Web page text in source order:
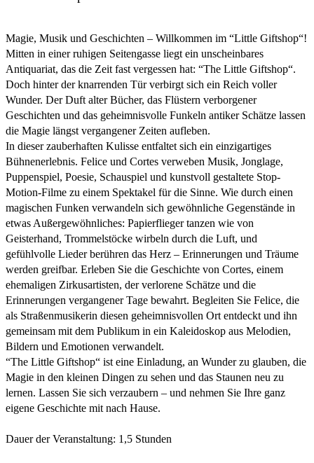
Magie, Musik und Geschichten – Willkommen im “Little Giftshop“!
Mitten in einer ruhigen Seitengasse liegt ein unscheinbares
Antiquariat, das die Zeit fast vergessen hat: “The Little Giftshop“.
Doch hinter der knarrenden Tür verbirgt sich ein Reich voller
Wunder. Der Duft alter Bücher, das Flüstern verborgener
Geschichten und das geheimnisvolle Funkeln antiker Schätze lassen
die Magie längst vergangener Zeiten aufleben.
In dieser zauberhaften Kulisse entfaltet sich ein einzigartiges
Bühnenerlebnis. Felice und Cortes verweben Musik, Jonglage,
Puppenspiel, Poesie, Schauspiel und kunstvoll gestaltete Stop-
Motion-Filme zu einem Spektakel für die Sinne. Wie durch einen
magischen Funken verwandeln sich gewöhnliche Gegenstände in
etwas Außergewöhnliches: Papierflieger tanzen wie von
Geisterhand, Trommelstöcke wirbeln durch die Luft, und
gefühlvolle Lieder berühren das Herz – Erinnerungen und Träume
werden greifbar. Erleben Sie die Geschichte von Cortes, einem
ehemaligen Zirkusartisten, der verlorene Schätze und die
Erinnerungen vergangener Tage bewahrt. Begleiten Sie Felice, die
als Straßenmusikerin diesen geheimnisvollen Ort entdeckt und ihn
gemeinsam mit dem Publikum in ein Kaleidoskop aus Melodien,
Bildern und Emotionen verwandelt.
“The Little Giftshop“ ist eine Einladung, an Wunder zu glauben, die
Magie in den kleinen Dingen zu sehen und das Staunen neu zu
lernen. Lassen Sie sich verzaubern – und nehmen Sie Ihre ganz
eigene Geschichte mit nach Hause.
Dauer der Veranstaltung: 1,5 Stunden